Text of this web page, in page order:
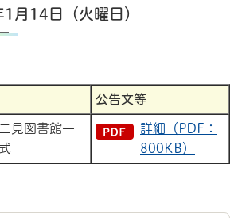
月14日（火曜日）
公告文等
見図書館一
詳細（PDF：
800KB）